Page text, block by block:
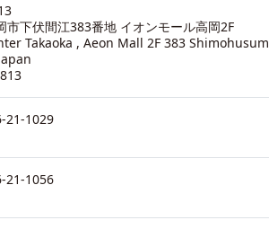
市下伏間江383番地 イオンモール高岡2F
Takaoka , Aeon Mall 2F 383
21-1029
21-1056